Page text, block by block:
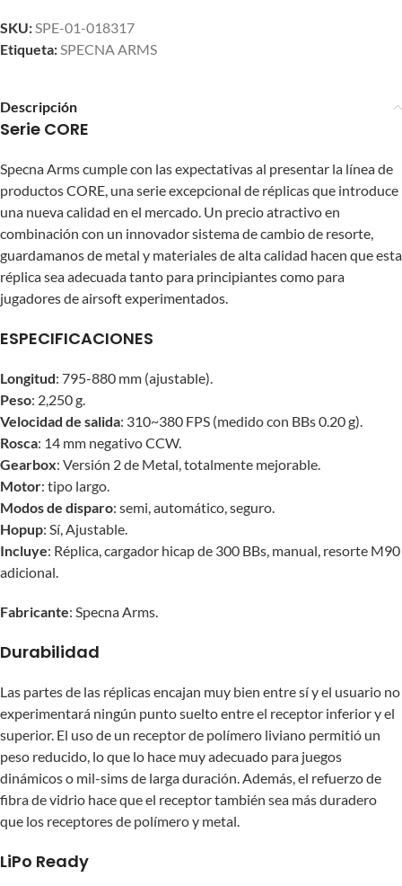
SKU:SPE-01-018317
Etiqueta:SPECNA ARMS
Descripción
Serie CORE
Specna Arms cumple con las expectativas al presentar la línea de
productos CORE, una serie excepcional de réplicas que introduce
una nueva calidad en el mercado. Un precio atractivo en
combinación con un innovador sistema de cambio de resorte,
guardamanos de metal y materiales de alta calidad hacen que esta
réplica sea adecuada tanto para principiantes como para
jugadores de airsoft experimentados.
ESPECIFICACIONES
Longitud: 795-880 mm (ajustable).
Peso: 2,250 g.
Velocidad de salida: 310~380 FPS (medido con BBs 0.20 g).
Rosca: 14 mm negativo CCW.
Gearbox: Versión 2 de Metal, totalmente mejorable.
Motor: tipo largo.
Modos de disparo: semi, automático, seguro.
Hopup: Sí, Ajustable.
Incluye: Réplica, cargador hicap de 300 BBs, manual, resorte M90
adicional.
Fabricante: Specna Arms.
Durabilidad
Las partes de las réplicas encajan muy bien entre sí y el usuario no
experimentará ningún punto suelto entre el receptor inferior y el
superior. El uso de un receptor de polímero liviano permitió un
peso reducido, lo que lo hace muy adecuado para juegos
dinámicos o mil-sims de larga duración. Además, el refuerzo de
fibra de vidrio hace que el receptor también sea más duradero
que los receptores de polímero y metal.
LiPo Ready